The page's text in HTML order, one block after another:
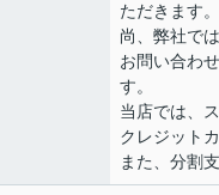
ただきます。
尚、弊社で
お問い合わ
す。
当店では、
クレジット
また、分割